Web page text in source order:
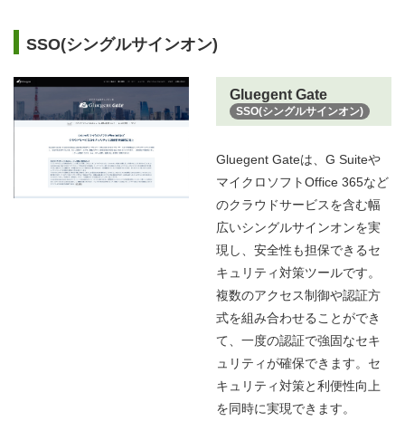
SSO(シングルサインオン)
Gluegent Gate
SSO(シングルサインオン)
Gluegent Gateは、G Suiteや
マイクロソフトOffice 365など
のクラウドサービスを含む幅
広いシングルサインオンを実
現し、安全性も担保できるセ
キュリティ対策ツールです。
複数のアクセス制御や認証方
式を組み合わせることができ
て、一度の認証で強固なセキ
ュリティが確保できます。セ
キュリティ対策と利便性向上
を同時に実現できます。